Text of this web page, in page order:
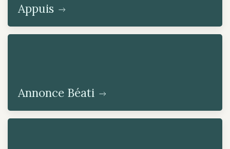
Appuis
Annonce Béati